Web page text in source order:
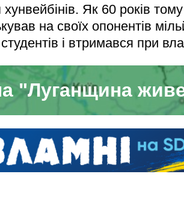
хунвейбінів. Як 60 років
на своїх опонентів
і втримався при
"Луганщина